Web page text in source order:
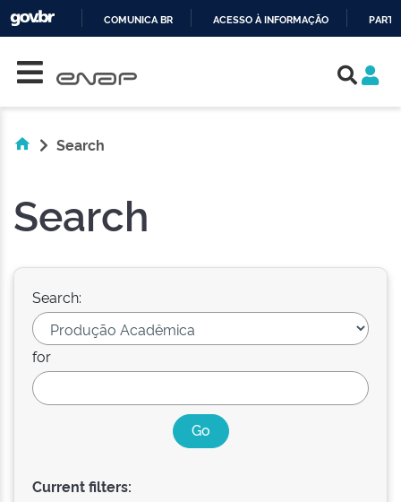
COMUNICA BR ACESSO À INFORMAÇÃO
Search
Search
Search:
for
Current filters: